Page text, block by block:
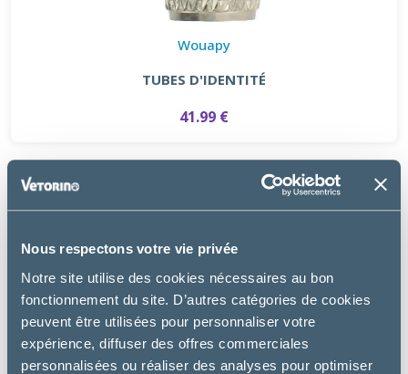
Nous respectons votre vie privée
Notre site utilise des cookies nécessaires au bon
fonctionnement du site. D’autres catégories de cookies
peuvent être utilisées pour personnaliser votre
expérience, diffuser des offres commerciales
personnalisées ou réaliser des analyses pour optimiser
Wouapy
TUBES D'IDENTITÉ
41.99 €